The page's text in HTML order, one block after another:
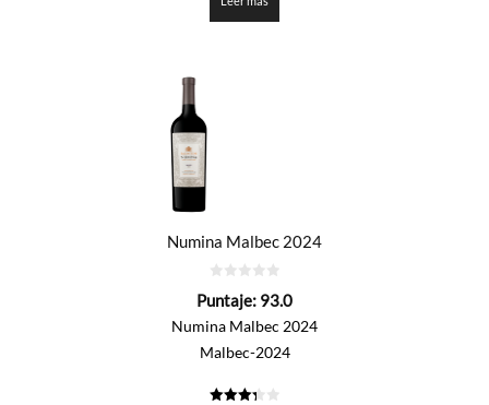
Numina Malbec 2024
de
Puntaje: 93.0
Numina Malbec 2024
Malbec-2024